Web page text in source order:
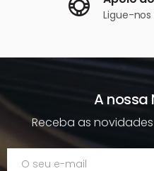
Ligue-nos
A nossa
Receba as